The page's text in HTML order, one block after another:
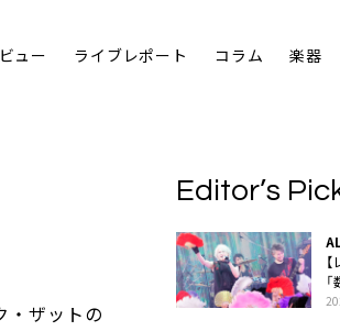
ュー ライブレポート コラム 楽器
・ザットの
Editor’s